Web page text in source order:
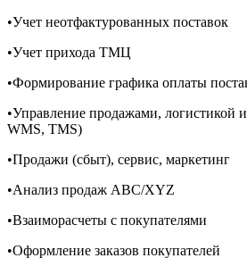
•Учет неотфактурованных поставок
•Учет прихода ТМЦ
•Формирование графика оплаты
•Управление продажами, логистикой
WMS, TMS)
•Продажи (сбыт), сервис, маркетинг
•Анализ продаж ABC/XYZ
•Взаиморасчеты с покупателями
•Оформление заказов покупателей